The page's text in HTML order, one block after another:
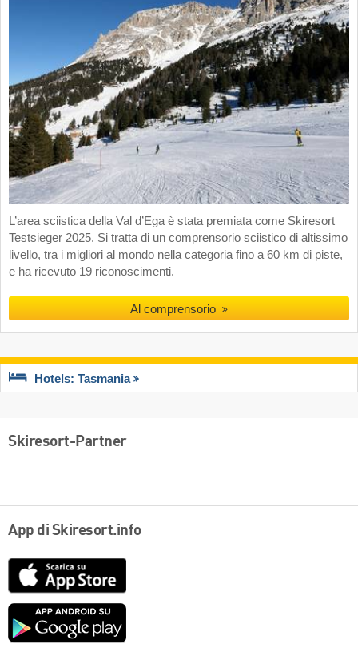
L’area sciistica della Val d’Ega è stata premiata come Skiresort
Testsieger 2025. Si tratta di un comprensorio sciistico di altissimo
livello, tra i migliori al mondo nella categoria fino a 60 km di piste,
e ha ricevuto 19 riconoscimenti.
Al comprensorio
Hotels: Tasmania
Skiresort-Partner
App di Skiresort.info
Google